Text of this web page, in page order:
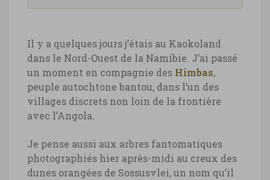
Il y a quelques jours j’étais au Kaokoland
dans le Nord-Ouest de la Namibie. J’ai passé
un moment en compagnie des Himbas,
peuple autochtone bantou, dans l’un des
villages discrets non loin de la frontière
avec l’Angola.
Je pense aussi aux arbres fantomatiques
photographiés hier après-midi au creux des
dunes orangées de Sossusvlei, un nom qu’il